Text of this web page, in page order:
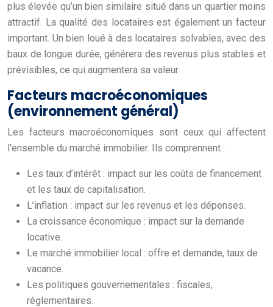
plus élevée qu’un bien similaire situé dans un quartier moins
attractif. La qualité des locataires est également un facteur
important. Un bien loué à des locataires solvables, avec des
baux de longue durée, générera des revenus plus stables et
prévisibles, ce qui augmentera sa valeur.
Facteurs macroéconomiques
(environnement général)
Les facteurs macroéconomiques sont ceux qui affectent
l’ensemble du marché immobilier. Ils comprennent :
Les taux d’intérêt : impact sur les coûts de financement
et les taux de capitalisation.
L’inflation : impact sur les revenus et les dépenses.
La croissance économique : impact sur la demande
locative.
Le marché immobilier local : offre et demande, taux de
vacance.
Les politiques gouvernementales : fiscales,
réglementaires.